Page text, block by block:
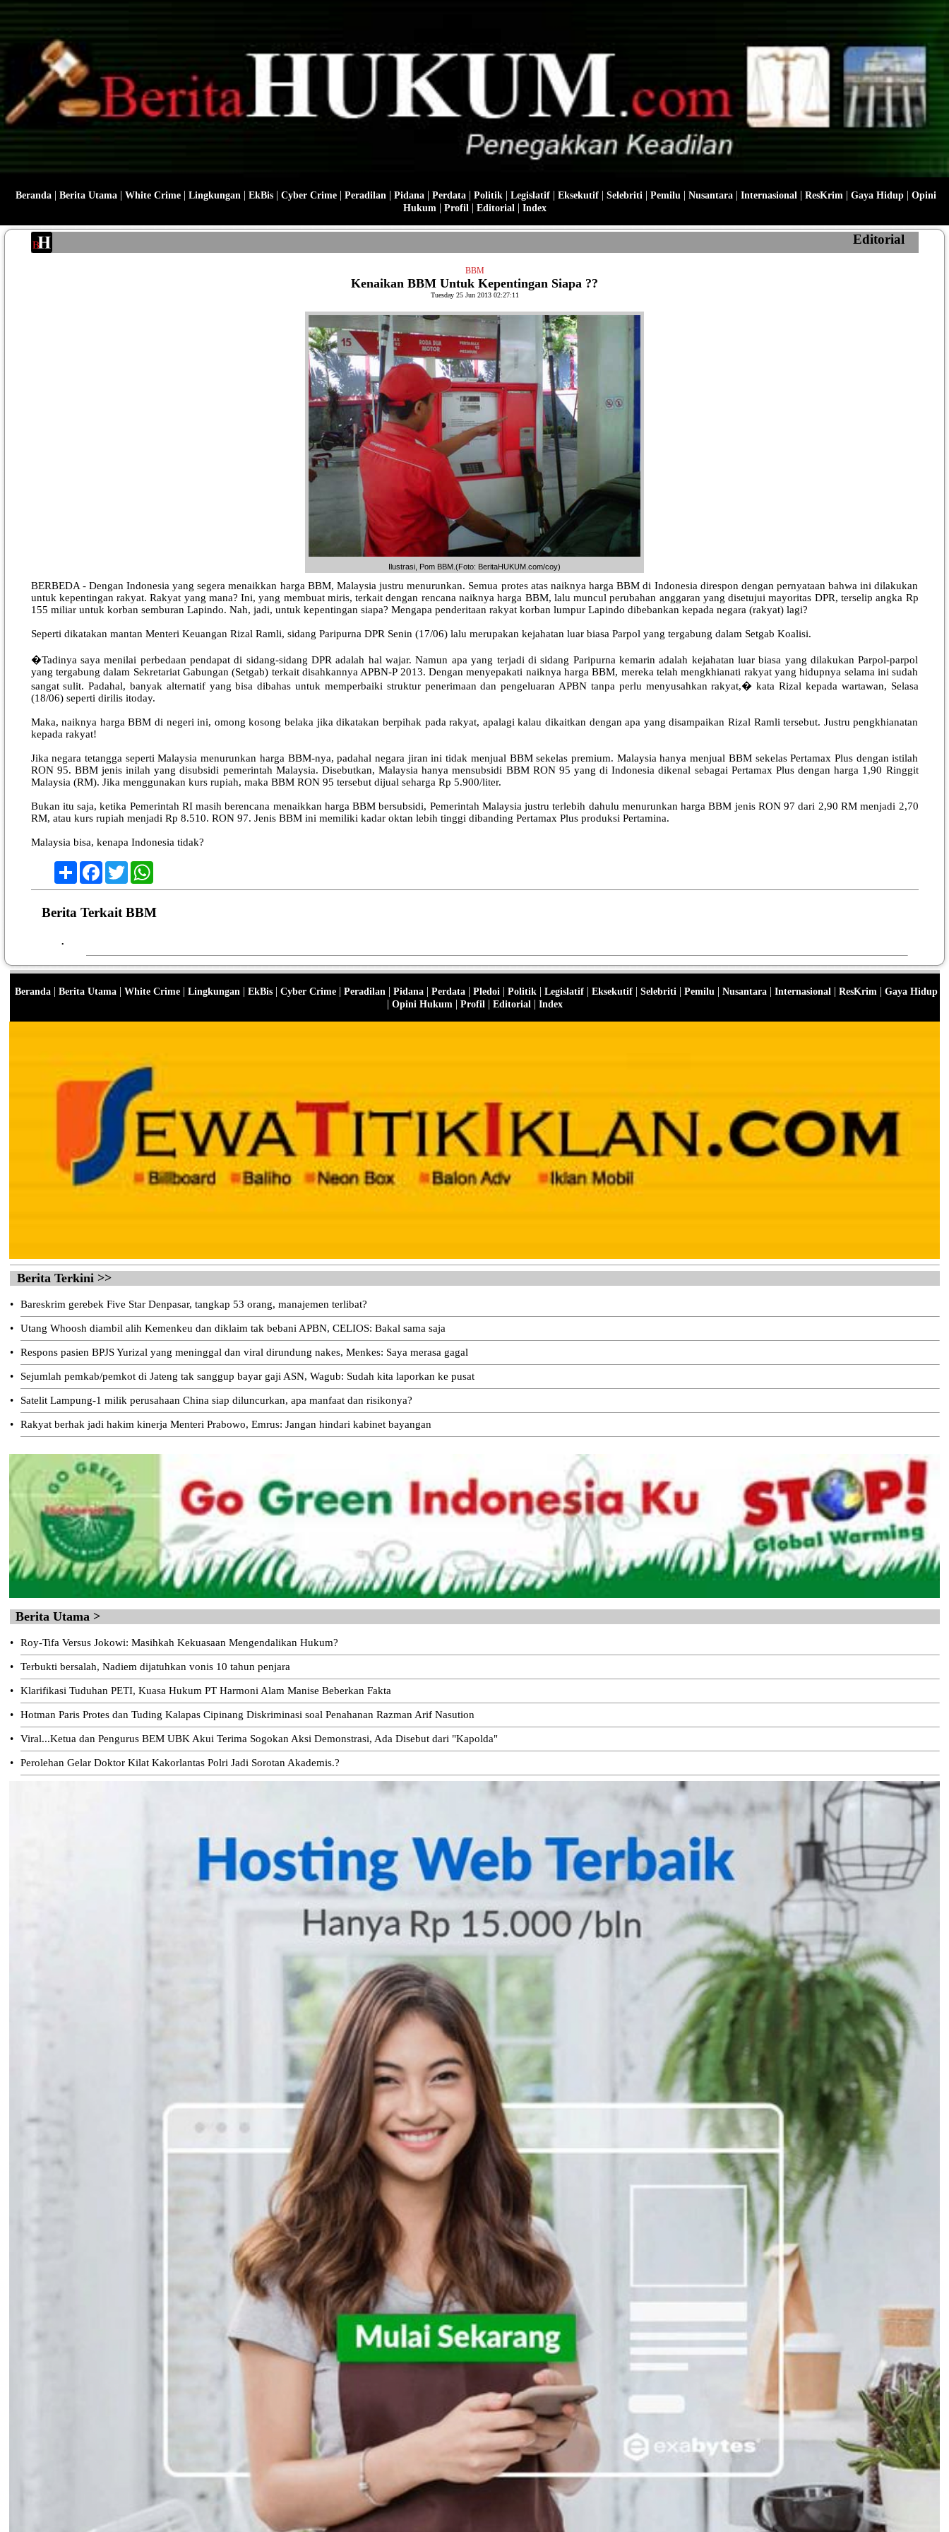
Beranda | Berita Utama | White Crime | Lingkungan | EkBis | Cyber Crime | Peradilan | Pidana | Perdata | Politik | Legislatif | Eksekutif | Selebriti | Pemilu | Nusantara | Internasional | ResKrim | Gaya Hidup | Opini
Hukum | Profil | Editorial | Index
Editorial
BBM
Kenaikan BBM Untuk Kepentingan Siapa ??
Tuesday 25 Jun 2013 02:27:11
Ilustrasi, Pom BBM.(Foto: BeritaHUKUM.com/coy)
BERBEDA - Dengan Indonesia yang segera menaikkan harga BBM, Malaysia justru menurunkan. Semua protes atas naiknya harga BBM di Indonesia direspon dengan pernyataan bahwa ini dilakukan
untuk kepentingan rakyat. Rakyat yang mana? Ini, yang membuat miris, terkait dengan rencana naiknya harga BBM, lalu muncul perubahan anggaran yang disetujui mayoritas DPR, terselip angka Rp
155 miliar untuk korban semburan Lapindo. Nah, jadi, untuk kepentingan siapa? Mengapa penderitaan rakyat korban lumpur Lapindo dibebankan kepada negara (rakyat) lagi?
Seperti dikatakan mantan Menteri Keuangan Rizal Ramli, sidang Paripurna DPR Senin (17/06) lalu merupakan kejahatan luar biasa Parpol yang tergabung dalam Setgab Koalisi.
�Tadinya saya menilai perbedaan pendapat di sidang-sidang DPR adalah hal wajar. Namun apa yang terjadi di sidang Paripurna kemarin adalah kejahatan luar biasa yang dilakukan Parpol-parpol
yang tergabung dalam Sekretariat Gabungan (Setgab) terkait disahkannya APBN-P 2013. Dengan menyepakati naiknya harga BBM, mereka telah mengkhianati rakyat yang hidupnya selama ini sudah
sangat sulit. Padahal, banyak alternatif yang bisa dibahas untuk memperbaiki struktur penerimaan dan pengeluaran APBN tanpa perlu menyusahkan rakyat,� kata Rizal kepada wartawan, Selasa
(18/06) seperti dirilis itoday.
Maka, naiknya harga BBM di negeri ini, omong kosong belaka jika dikatakan berpihak pada rakyat, apalagi kalau dikaitkan dengan apa yang disampaikan Rizal Ramli tersebut. Justru pengkhianatan
kepada rakyat!
Jika negara tetangga seperti Malaysia menurunkan harga BBM-nya, padahal negara jiran ini tidak menjual BBM sekelas premium. Malaysia hanya menjual BBM sekelas Pertamax Plus dengan istilah
RON 95. BBM jenis inilah yang disubsidi pemerintah Malaysia. Disebutkan, Malaysia hanya mensubsidi BBM RON 95 yang di Indonesia dikenal sebagai Pertamax Plus dengan harga 1,90 Ringgit
Malaysia (RM). Jika menggunakan kurs rupiah, maka BBM RON 95 tersebut dijual seharga Rp 5.900/liter.
Bukan itu saja, ketika Pemerintah RI masih berencana menaikkan harga BBM bersubsidi, Pemerintah Malaysia justru terlebih dahulu menurunkan harga BBM jenis RON 97 dari 2,90 RM menjadi 2,70
RM, atau kurs rupiah menjadi Rp 8.510. RON 97. Jenis BBM ini memiliki kadar oktan lebih tinggi dibanding Pertamax Plus produksi Pertamina.
Malaysia bisa, kenapa Indonesia tidak?
Share Facebook
Twitter
Berita Terkait BBM
•
Beranda| Berita Utama| White Crime| Lingkungan | EkBis| Cyber Crime| Peradilan | Pidana| Perdata| Pledoi | Politik| Legislatif| Eksekutif| Selebriti | Pemilu | Nusantara| Internasional | ResKrim | Gaya Hidup
| Opini Hukum | Profil | Editorial | Index
Berita Terkini >>
• Bareskrim gerebek Five Star Denpasar, tangkap 53 orang, manajemen terlibat?
• Utang Whoosh diambil alih Kemenkeu dan diklaim tak bebani APBN, CELIOS: Bakal sama saja
• Respons pasien BPJS Yurizal yang meninggal dan viral dirundung nakes, Menkes: Saya merasa gagal
• Sejumlah pemkab/pemkot di Jateng tak sanggup bayar gaji ASN, Wagub: Sudah kita laporkan ke pusat
• Satelit Lampung-1 milik perusahaan China siap diluncurkan, apa manfaat dan risikonya?
• Rakyat berhak jadi hakim kinerja Menteri Prabowo, Emrus: Jangan hindari kabinet bayangan
Berita Utama >
• Roy-Tifa Versus Jokowi: Masihkah Kekuasaan Mengendalikan Hukum?
• Terbukti bersalah, Nadiem dijatuhkan vonis 10 tahun penjara
• Klarifikasi Tuduhan PETI, Kuasa Hukum PT Harmoni Alam Manise Beberkan Fakta
• Hotman Paris Protes dan Tuding Kalapas Cipinang Diskriminasi soal Penahanan Razman Arif Nasution
• Viral...Ketua dan Pengurus BEM UBK Akui Terima Sogokan Aksi Demonstrasi, Ada Disebut dari "Kapolda"
• Perolehan Gelar Doktor Kilat Kakorlantas Polri Jadi Sorotan Akademis.?